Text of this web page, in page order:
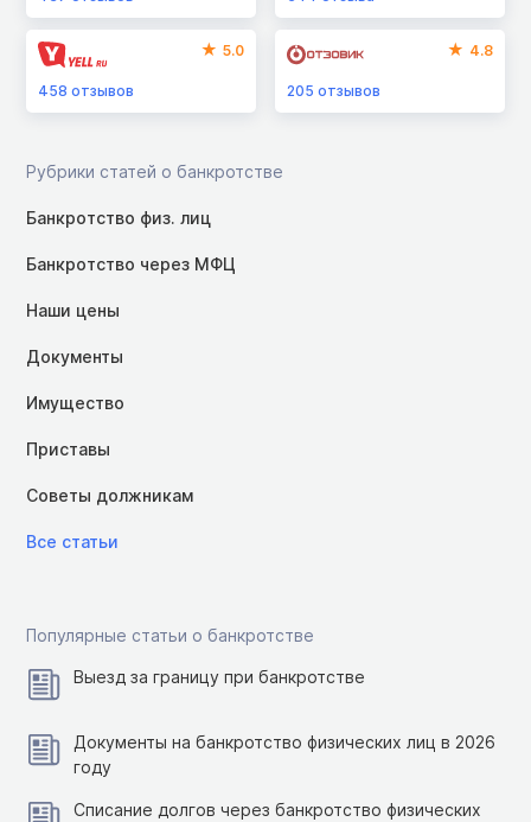
5.0
458 отзывов
4.8
205отзывов
Рубрики статей о банкротстве
Банкротство физ. лиц
Банкротство через МФЦ
Наши цены
Документы
Имущество
Приставы
Советы должникам
Все статьи
Популярные статьи о банкротстве
Выезд за границу при банкротстве
Документы на банкротство физических лиц в 2026
году
Списание долгов через банкротство физических